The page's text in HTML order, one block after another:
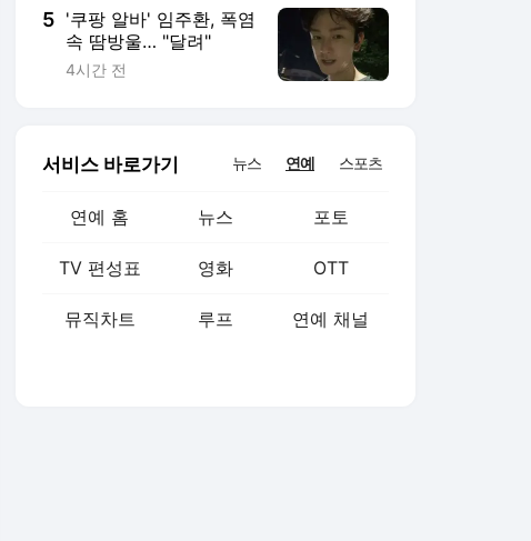
실행위원회만 쳐다본다
5 '쿠팡 알바' 임주환, 폭염
속 땀방울… "달려"
4시간 전
서비스 바로가기 뉴스 연예 스포츠
연예 홈 뉴스 포토
TV 편성표 영화 OTT
뮤직차트 루프 연예 채널